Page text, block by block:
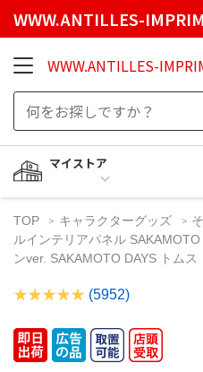
WWW.ANTILLES-
WWW.ANTILLES-
マイストア
TOP キャラクターグッズ
ルインテリアパネル
ンver. SAKAMOTO DAYS トムス
(5952)